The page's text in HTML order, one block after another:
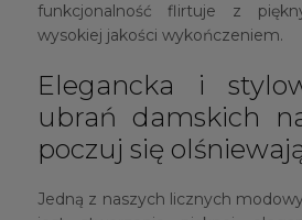
funkcjonalność flirtuje z
wysokiej jakości wykończeniem.
Elegancka i
ubrań damskich
poczuj się
Jedną z naszych licznych